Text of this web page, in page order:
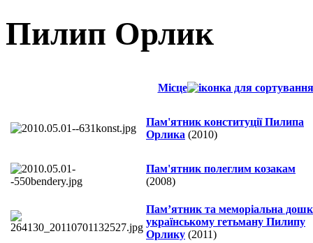
Пилип Орлик
Місце
Пам'ятник конституції Пилипа
Орлика (2010)
Пам'ятник полеглим козакам
(2008)
Пам’ятник та меморіальна
українському гетьману Пилипу
Орлику (2011)